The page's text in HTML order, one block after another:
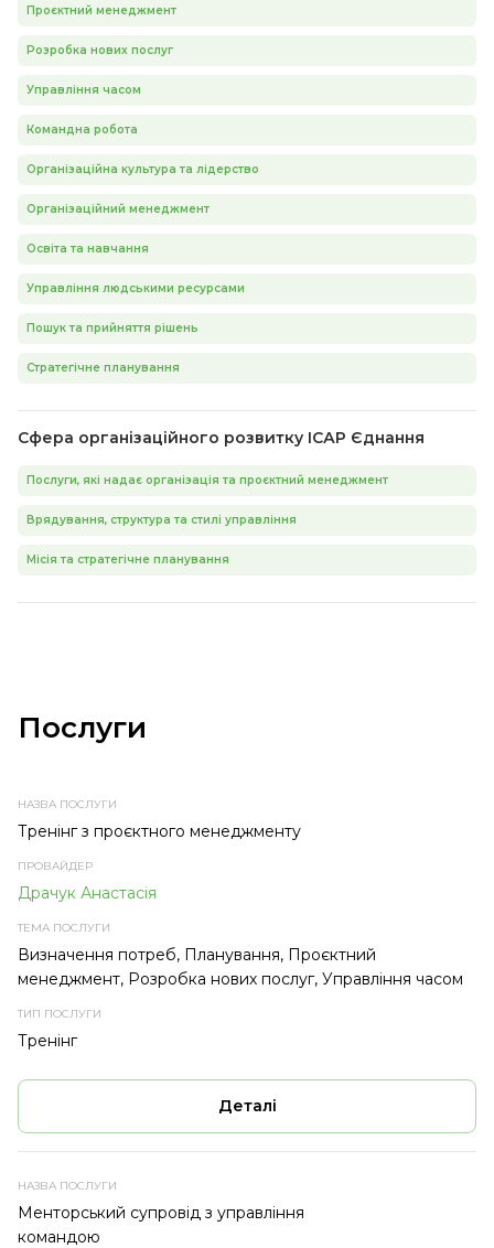
Проєктний менеджмент
Розробка нових послуг
Управління часом
Командна робота
Організаційна культура та лідерство
Організаційний менеджмент
Освіта та навчання
Управління людськими ресурсами
Пошук та прийняття рішень
Стратегічне планування
Сфера організаційного розвитку ІСАР Єднання
Послуги, які надає організація та проєктний менеджмент
Врядування, структура та стилі управління
Місія та стратегічне планування
Послуги
НАЗВА ПРОВАЙДЕР
Тренінг з проєктного менеджменту
Драчук Анастасія
Визначення потреб, Планування, Проєктний
менеджмент, Розробка нових послуг, Управління часом
Тренінг
Деталі
Менторський супровід з управління
командою